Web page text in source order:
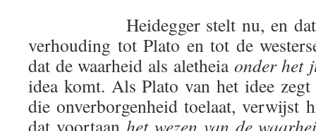
Heidegger stelt nu, en dat is
verhouding tot Plato en tot de
dat de waarheid als aletheia onder het
idea komt. Als Plato van het idee
die onverborgenheid toelaat, verwijst
dat voortaan het wezen van de